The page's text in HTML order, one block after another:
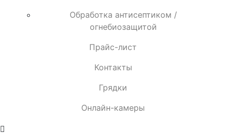
Обработка антисептиком /
огнебиозащитой
Прайс-лист
Контакты
Грядки
Онлайн-камеры